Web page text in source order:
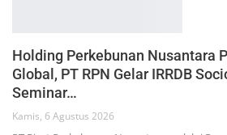
Holding Perkebunan Nusantara
Global, PT RPN Gelar IRRDB
Seminar…
Kamis, 6 Agustus 2026